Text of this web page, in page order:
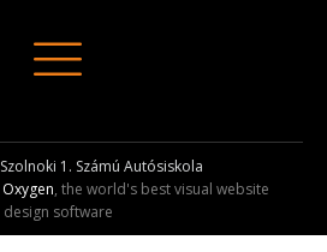
Szolnoki 1. Számú Autósiskola
Oxygen, the world's best visual website
design software